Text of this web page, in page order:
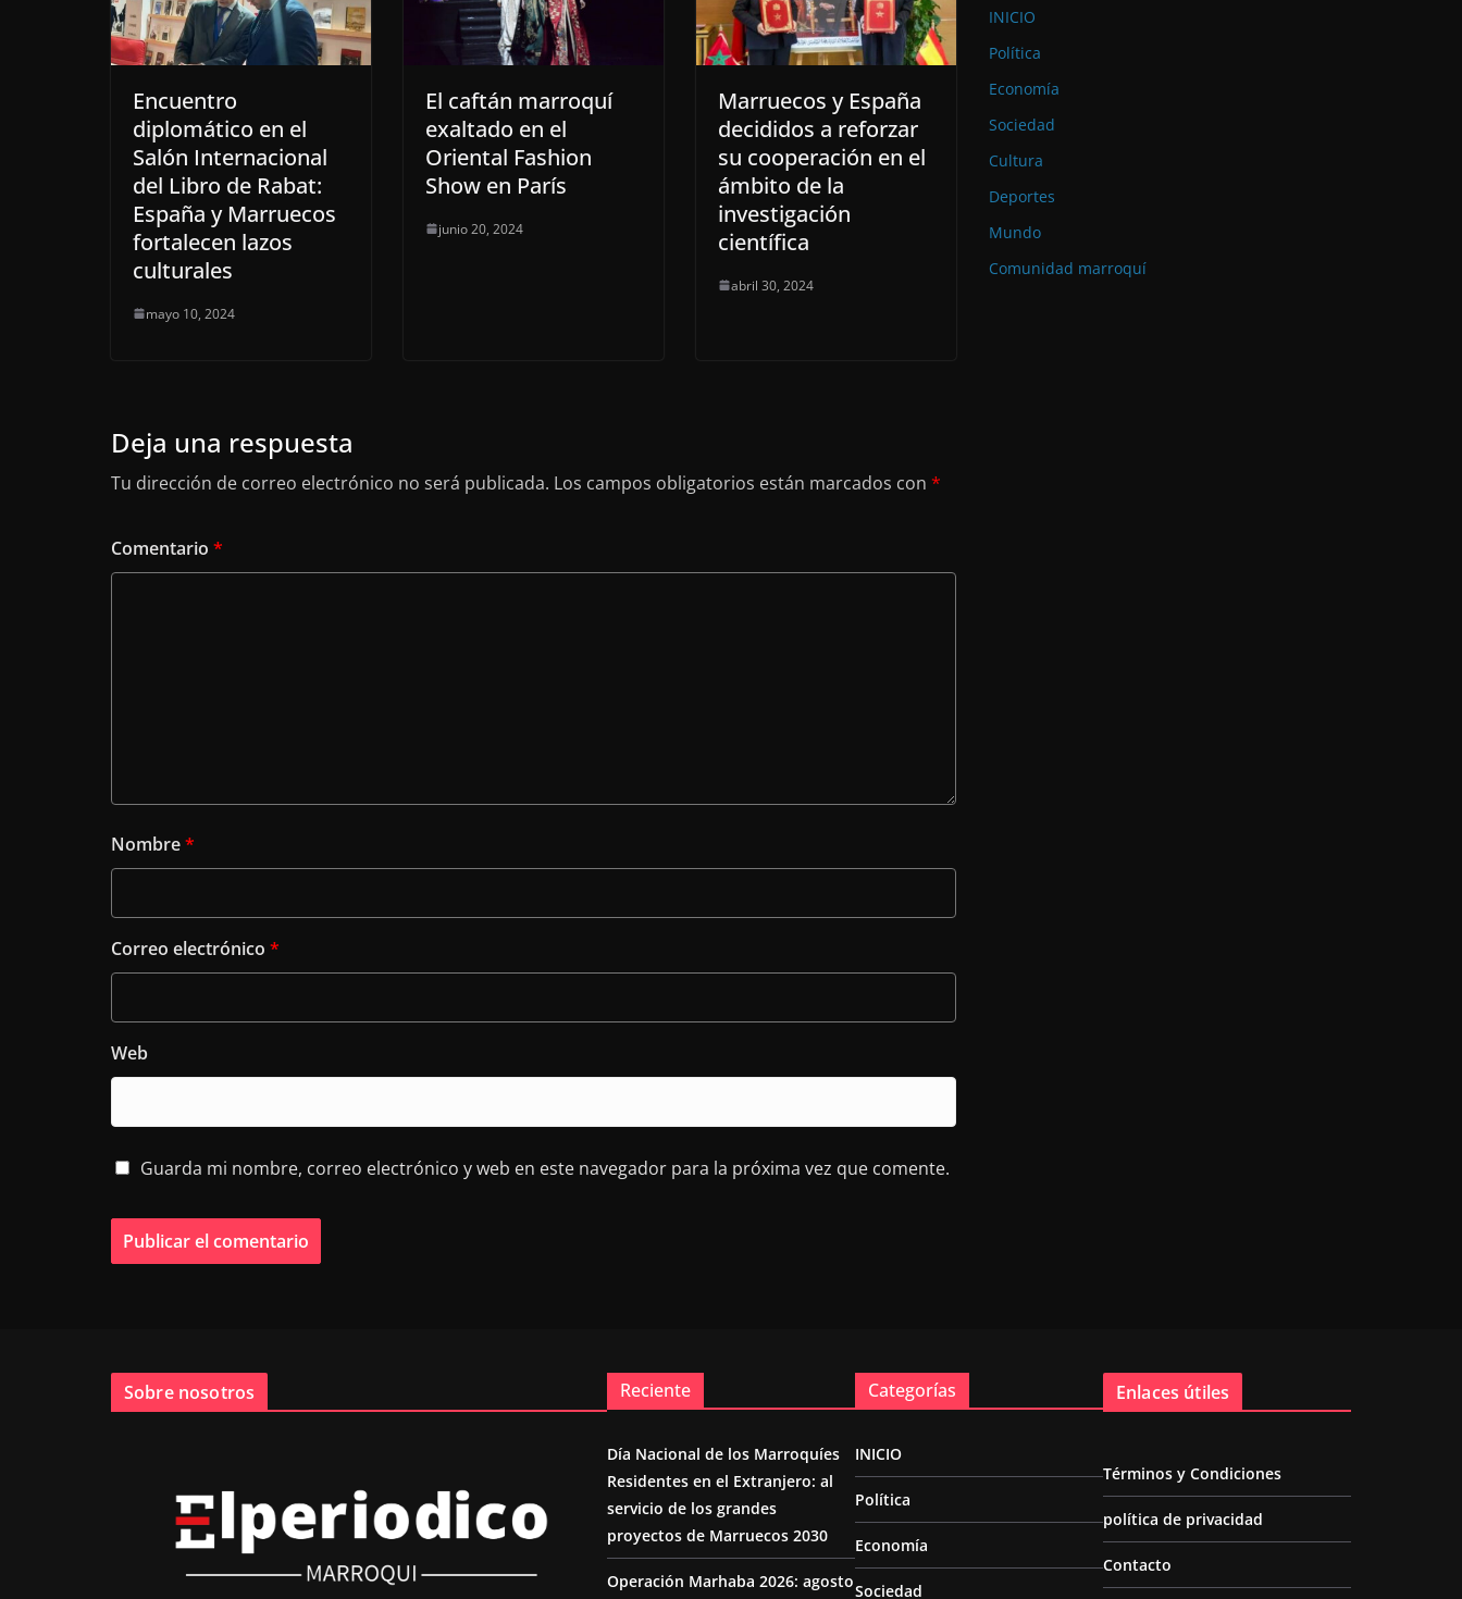
Encuentro
diplomático en el
Salón Internacional
del Libro de Rabat:
España y Marruecos
fortalecen lazos
culturales
mayo 10, 2024
El caftán marroquí
exaltado en el
Oriental Fashion
Show en París
junio 20, 2024
Marruecos y España
decididos a reforzar
su cooperación en el
ámbito de la
investigación
científica
abril 30, 2024
Deja una respuesta
Tu dirección de correo electrónico no será publicada. Los campos obligatorios están marcados con *
Comentario *
Nombre*
Correo electrónico *
Web
Guarda mi nombre, correo electrónico y web en este navegador para la próxima vez que comente.
INICIO
Política
Economía
Sociedad
Cultura
Deportes
Mundo
Comunidad marroquí
Sobre nosotros Reciente
Día Nacional de los Marroquíes
Residentes en el Extranjero: al
servicio de los grandes
proyectos de Marruecos 2030
Operación Marhaba 2026: agosto
Categorías
INICIO
Política
Economía
Sociedad
Enlaces útiles
Términos y Condiciones
política de privacidad
Contacto